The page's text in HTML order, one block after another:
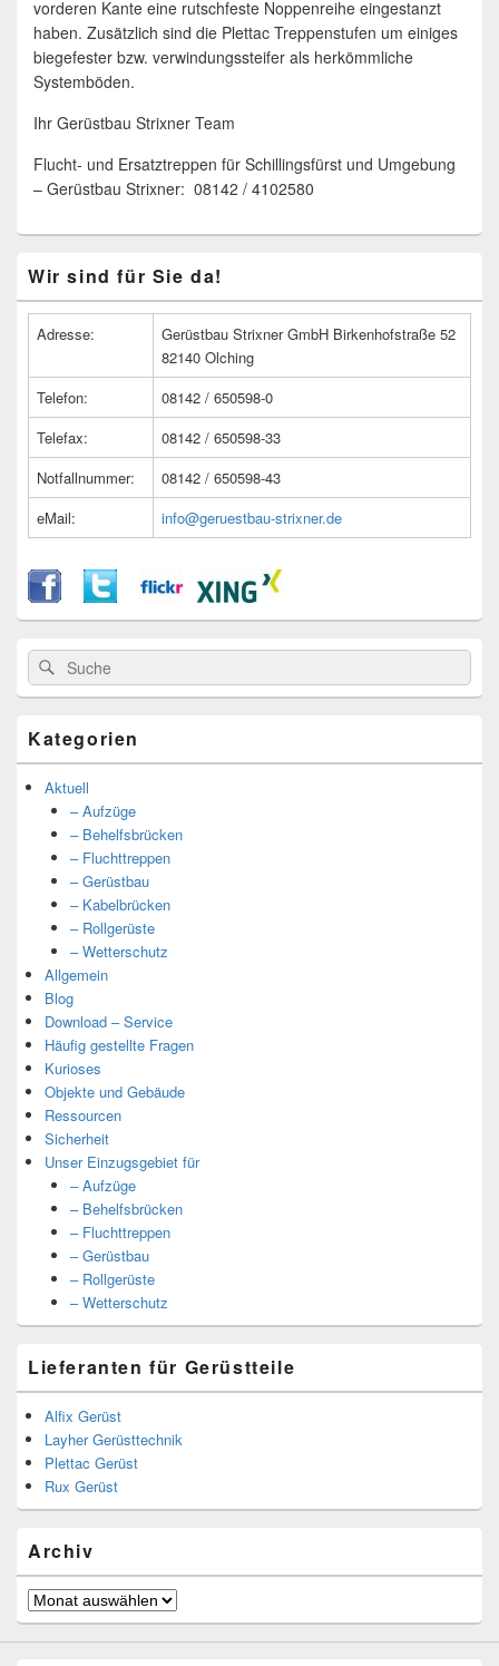
vorderen Kante eine rutschfeste Noppenreihe eingestanzt
haben. Zusätzlich sind die Plettac Treppenstufen um einiges
biegefester bzw. verwindungssteifer als herkömmliche
Systemböden.
Ihr Gerüstbau Strixner Team
Flucht- und Ersatztreppen für Schillingsfürst und Umgebung
– Gerüstbau Strixner: 08142 / 4102580
Seitenleisten
Widget-
Wir sind für Sie da!
Adresse:
Gerüstbau Strixner GmbH Birkenhofstraße 52
82140 Olching
Telefon:
08142 / 650598-0
Telefax:
08142 / 650598-33
Notfallnummer:
08142 / 650598-43
eMail:
info@geruestbau-strixner.de
Suche
nach:
Suche
Kategorien
Aktuell
– Aufzüge
– Behelfsbrücken
– Fluchttreppen
– Gerüstbau
– Kabelbrücken
– Rollgerüste
– Wetterschutz
Allgemein
Blog
Download – Service
Häufig gestellte Fragen
Kurioses
Objekte und Gebäude
Ressourcen
Sicherheit
Unser Einzugsgebiet für
– Aufzüge
– Behelfsbrücken
– Fluchttreppen
– Gerüstbau
– Rollgerüste
– Wetterschutz
Lieferanten für Gerüstteile
Alfix Gerüst
Layher Gerüsttechnik
Plettac Gerüst
Rux Gerüst
Archiv
Archiv